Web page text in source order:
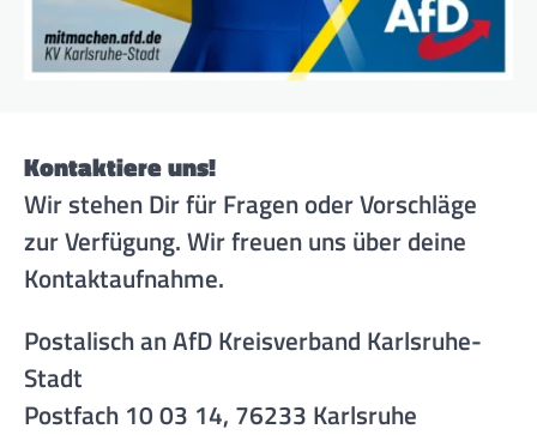
Kontaktiere uns!
Wir stehen Dir für Fragen oder Vorschläge
zur Verfügung. Wir freuen uns über deine
Kontaktaufnahme.
Postalisch an AfD Kreisverband Karlsruhe-
Stadt
Postfach 10 03 14, 76233 Karlsruhe